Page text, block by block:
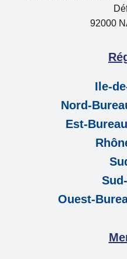
92000
Ile-
Nord-
Est-
Ouest-